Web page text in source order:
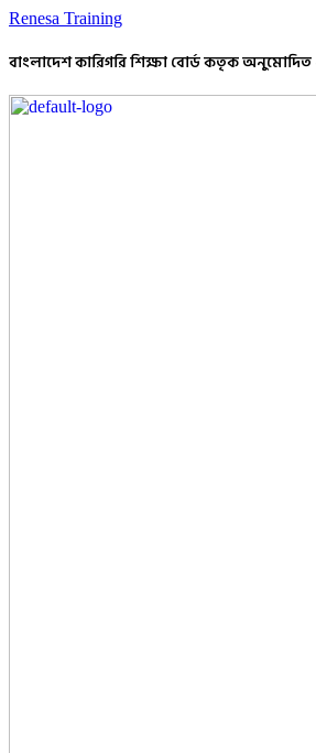
Renesa Training
বাংলাদেশ কারিগরি শিক্ষা বোর্ড কতৃক